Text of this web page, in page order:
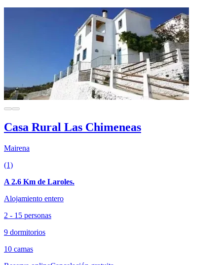
Casa Rural Las Chimeneas
Mairena
(1)
A 2.6 Km de Laroles.
Alojamiento entero
2 - 15 personas
9 dormitorios
10 camas